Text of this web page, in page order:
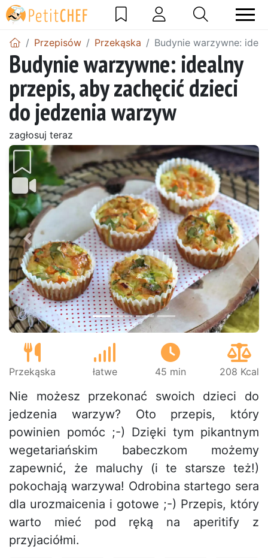
Przepisów Przekąska Budynie warzywne:
Budynie warzywne: idealny
przepis, aby zachęcić dzieci
do jedzenia warzyw
zagłosuj teraz
Wróć Dalej
Przekąska łatwe 45 min 208 Kcal
Nie możesz przekonać swoich dzieci do
jedzenia warzyw? Oto przepis, który
powinien pomóc ;-) Dzięki tym pikantnym
wegetariańskim babeczkom możemy
zapewnić, że maluchy (i te starsze też!)
pokochają warzywa! Odrobina startego sera
dla urozmaicenia i gotowe ;-) Przepis, który
warto mieć pod ręką na aperitify z
przyjaciółmi.